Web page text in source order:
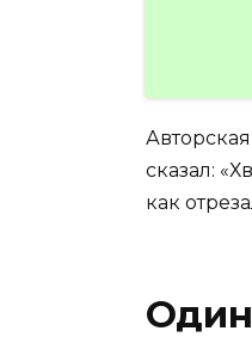
сказал:
как